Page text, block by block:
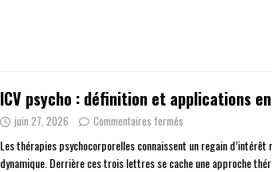
ICV psycho : définition et applications
juin 27, 2026 Commentaires fermés
Les thérapies psychocorporelles connaissent un regain
dynamique. Derrière ces trois lettres se cache une approche